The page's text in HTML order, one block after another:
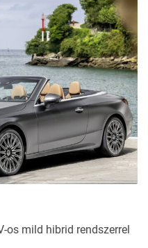
a 15 mm-rel ültetett
kifejezetten sportos
is – utóbbi a
a sebesség
a csillapítást,
és a kormánymű
(komfortos és